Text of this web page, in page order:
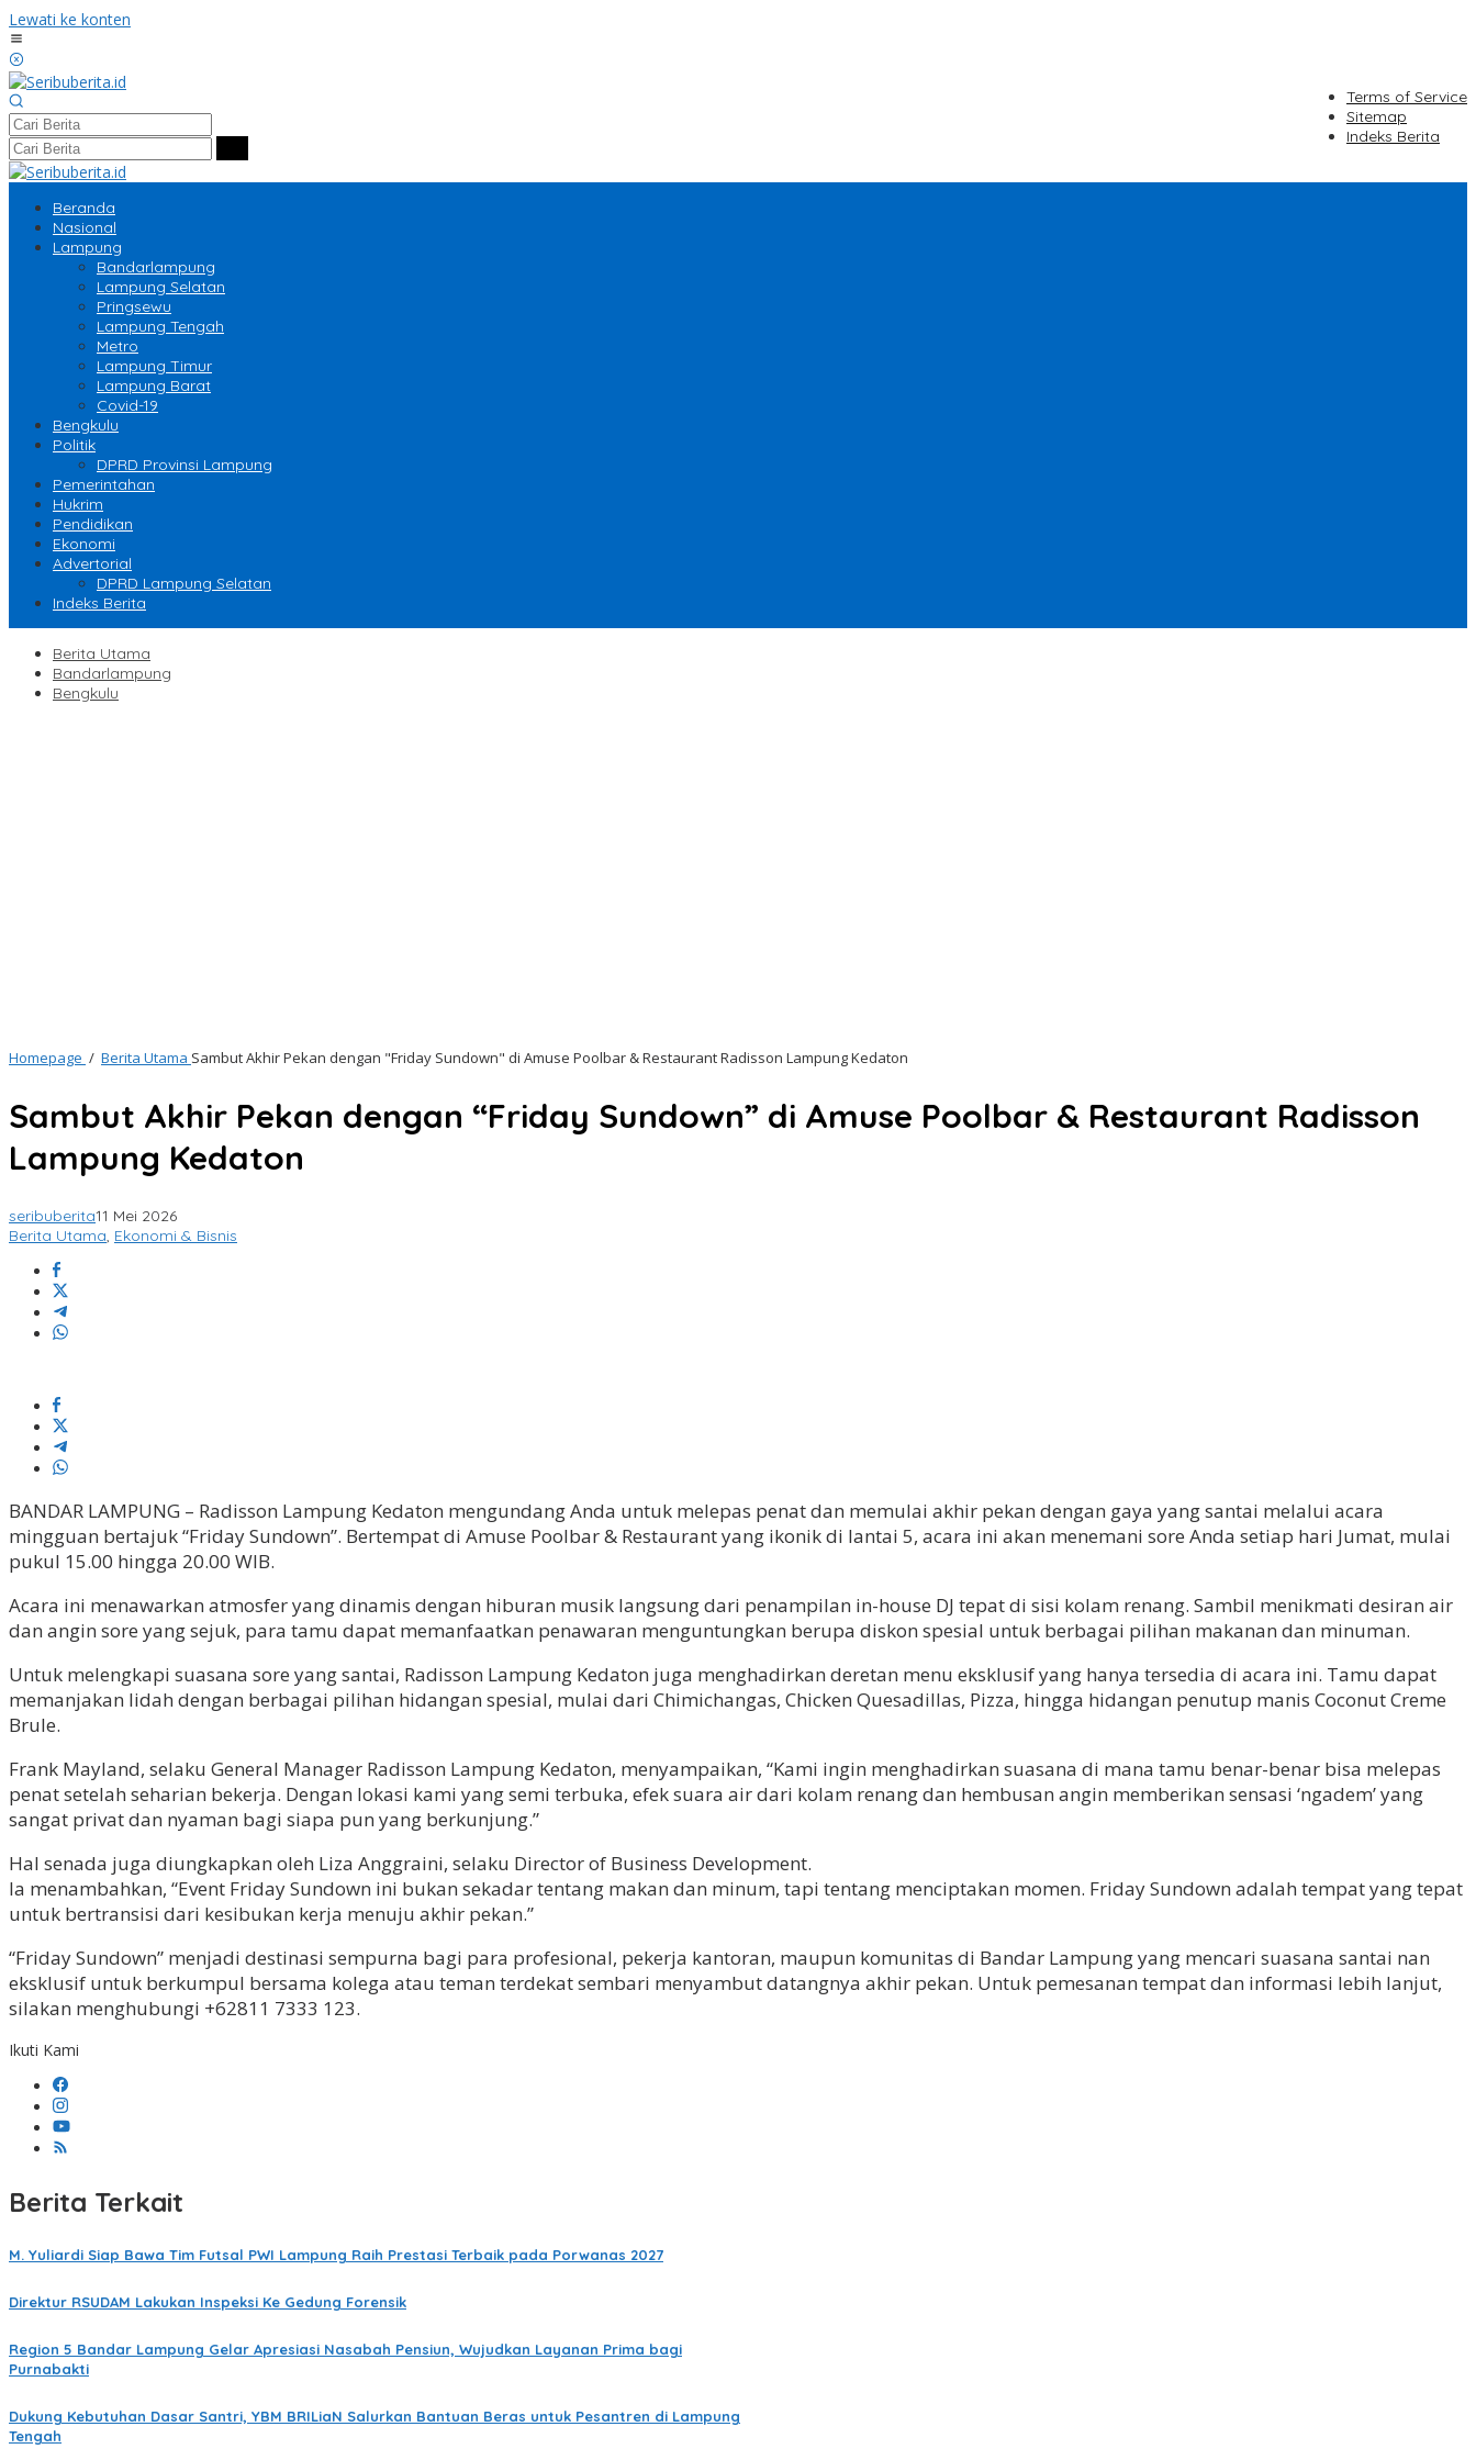
Lewati ke konten
Terms of Service
Sitemap
Indeks Berita
Beranda
Nasional
Lampung
Bandarlampung
Lampung Selatan
Pringsewu
Lampung Tengah
Metro
Lampung Timur
Lampung Barat
Covid-19
Bengkulu
Politik
DPRD Provinsi Lampung
Pemerintahan
Hukrim
Pendidikan
Ekonomi
Advertorial
DPRD Lampung Selatan
Indeks Berita
Berita Utama
Bandarlampung
Bengkulu
Homepage / Berita Utama Sambut Akhir Pekan dengan "Friday Sundown" di Amuse Poolbar & Restaurant Radisson Lampung Kedaton
Sambut Akhir Pekan dengan “Friday Sundown” di Amuse Poolbar & Restaurant Radisson
Lampung Kedaton
seribuberita11 Mei 2026
Berita Utama, Ekonomi & Bisnis
BANDAR LAMPUNG – Radisson Lampung Kedaton mengundang Anda untuk melepas penat dan memulai akhir pekan dengan gaya yang santai melalui acara
mingguan bertajuk “Friday Sundown”. Bertempat di Amuse Poolbar & Restaurant yang ikonik di lantai 5, acara ini akan menemani sore Anda setiap hari Jumat, mulai
pukul 15.00 hingga 20.00 WIB.
Acara ini menawarkan atmosfer yang dinamis dengan hiburan musik langsung dari penampilan in-house DJ tepat di sisi kolam renang. Sambil menikmati desiran air
dan angin sore yang sejuk, para tamu dapat memanfaatkan penawaran menguntungkan berupa diskon spesial untuk berbagai pilihan makanan dan minuman.
Untuk melengkapi suasana sore yang santai, Radisson Lampung Kedaton juga menghadirkan deretan menu eksklusif yang hanya tersedia di acara ini. Tamu dapat
memanjakan lidah dengan berbagai pilihan hidangan spesial, mulai dari Chimichangas, Chicken Quesadillas, Pizza, hingga hidangan penutup manis Coconut Creme
Brule.
Frank Mayland, selaku General Manager Radisson Lampung Kedaton, menyampaikan, “Kami ingin menghadirkan suasana di mana tamu benar-benar bisa melepas
penat setelah seharian bekerja. Dengan lokasi kami yang semi terbuka, efek suara air dari kolam renang dan hembusan angin memberikan sensasi ‘ngadem’ yang
sangat privat dan nyaman bagi siapa pun yang berkunjung.”
Hal senada juga diungkapkan oleh Liza Anggraini, selaku Director of Business Development.
Ia menambahkan, “Event Friday Sundown ini bukan sekadar tentang makan dan minum, tapi tentang menciptakan momen. Friday Sundown adalah tempat yang tepat
untuk bertransisi dari kesibukan kerja menuju akhir pekan.”
“Friday Sundown” menjadi destinasi sempurna bagi para profesional, pekerja kantoran, maupun komunitas di Bandar Lampung yang mencari suasana santai nan
eksklusif untuk berkumpul bersama kolega atau teman terdekat sembari menyambut datangnya akhir pekan. Untuk pemesanan tempat dan informasi lebih lanjut,
silakan menghubungi +62811 7333 123.
Ikuti Kami
Berita Terkait
M. Yuliardi Siap Bawa Tim Futsal PWI Lampung Raih Prestasi Terbaik pada Porwanas 2027
Direktur RSUDAM Lakukan Inspeksi Ke Gedung Forensik
Region 5 Bandar Lampung Gelar Apresiasi Nasabah Pensiun, Wujudkan Layanan Prima bagi
Purnabakti
Dukung Kebutuhan Dasar Santri, YBM BRILiaN Salurkan Bantuan Beras untuk Pesantren di Lampung
Tengah